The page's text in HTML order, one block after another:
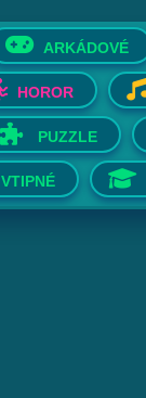
ARKÁDOVÉ
HOROR
PUZZLE
VTIPNÉ